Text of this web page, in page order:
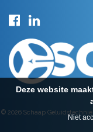
© 2026 Schaap
Deze website
Niet